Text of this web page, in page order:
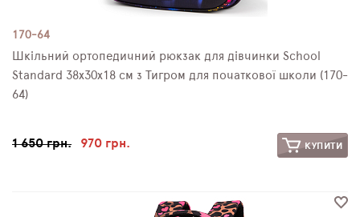
170-64
Шкільний ортопедичний рюкзак для дівчинки School
Standard 38х30х18 см з Тигром для початкової школи (170-
64)
1 650 грн. 970 грн. КУПИТИ